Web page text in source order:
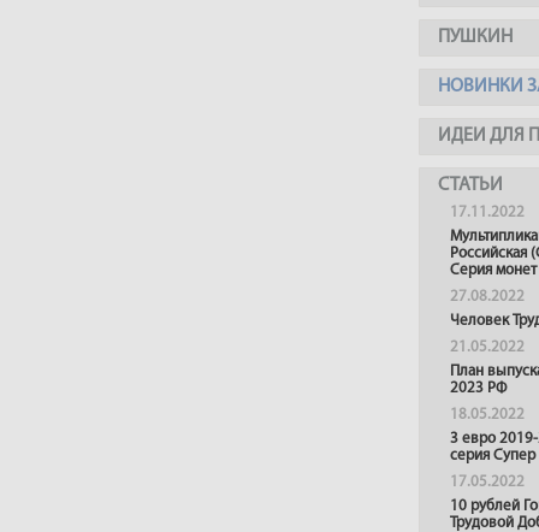
ПУШКИН
НОВИНКИ
ИДЕИ ДЛЯ
СТАТЬИ
17.11.2022
Российская
Серия монет
27.08.2022
Человек
21.05.2022
План
2023 РФ
18.05.2022
3 евро
серия
17.05.2022
10 рублей
Трудовой